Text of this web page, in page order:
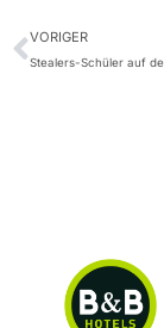
VORIGER